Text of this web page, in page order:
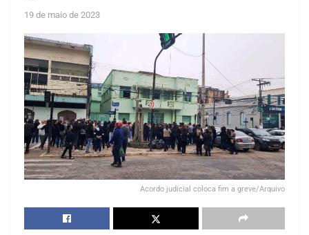
19 de maio de 2023
Acordo judicial coloca fim a greve/Arquivo